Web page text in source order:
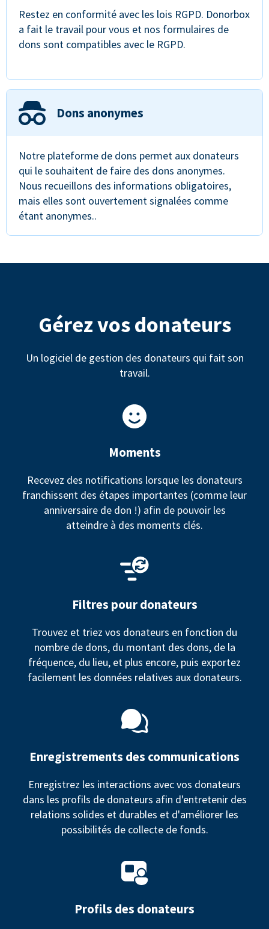
Restez en conformité avec les lois RGPD. Donorbox
a fait le travail pour vous et nos formulaires de
dons sont compatibles avec le RGPD.
Dons anonymes
Notre plateforme de dons permet aux donateurs
qui le souhaitent de faire des dons anonymes.
Nous recueillons des informations obligatoires,
mais elles sont ouvertement signalées comme
étant anonymes..
Gérez vos donateurs
Un logiciel de gestion des donateurs qui fait son
travail.
Moments
Recevez des notifications lorsque les donateurs
franchissent des étapes importantes (comme leur
anniversaire de don !) afin de pouvoir les
atteindre à des moments clés.
Filtres pour donateurs
Trouvez et triez vos donateurs en fonction du
nombre de dons, du montant des dons, de la
fréquence, du lieu, et plus encore, puis exportez
facilement les données relatives aux donateurs.
Enregistrements des communications
Enregistrez les interactions avec vos donateurs
dans les profils de donateurs afin d'entretenir des
relations solides et durables et d'améliorer les
possibilités de collecte de fonds.
Profils des donateurs